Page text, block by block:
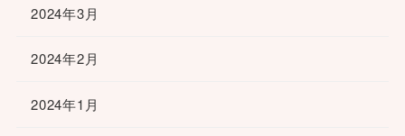
2024年3月
2024年2月
2024年1月